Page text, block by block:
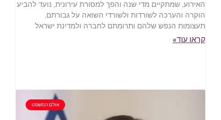
האירוע, שמתקיים מדי שנה והפך למסורת עירונית, נועד להביע
הוקרה והערכה לשורדות ולשורדי השואה על גבורתם,
תעצומות הנפש שלהם ותרומתם לחברה ולמדינת ישראל
קראו עוד»
אולם המשפט